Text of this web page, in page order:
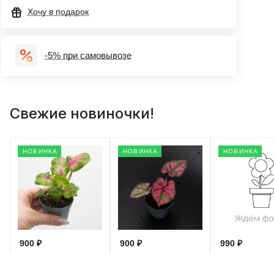
Хочу в подарок
-5% при самовывозе
Свежие новиночки!
НОВИНКА
900 ₽
НОВИНКА
900 ₽
НОВИНКА
990 ₽